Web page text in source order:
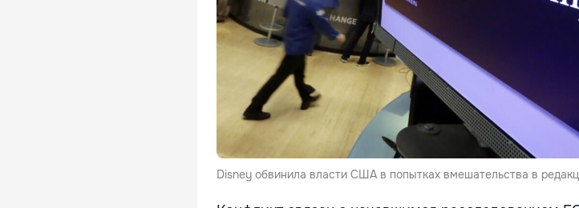
Disney обвинила власти США в попытках вмешательства в